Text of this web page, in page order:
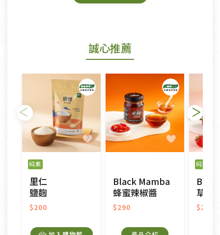
鑑賞期商品說明：
若您購買的商品有下列「不適用七天鑑賞期商品」情
形者，除商品瑕疵以外，恕不接受退換貨.
依消保法之規定提供該商品七天免費鑑賞期(含例假
日)的服務，原則上若商品未經使用或被汙損(除商品
瑕疵)，一般皆可申請退換貨。
不適用七天鑑賞期商品：
以數位或電磁紀錄形式儲存之商品、易於變質或損壞
之商品、以及性質上無法或不適合退換之商品：如
CD、VCD、DVD、電腦軟體，若產品瑕疵無法讀取僅
接受原片換新。
衣飾鞋類-如T恤，如於送達後水洗或污損者。
美容保養用品、內衣褲、襪子、口罩等私人消耗性產
內衣褲、襪子、口罩個人衛生用品除商品本身有瑕疵
誠心推薦
純素
里仁
鹽麴
$200
Black Mamba
蜂蜜辣椒醬
$290
純素
草莓
$290